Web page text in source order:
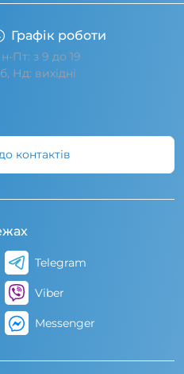
Графік роботи
Пт: з 9 до 19
Нд: вихідні
контактів
Telegram
Viber
Messenger